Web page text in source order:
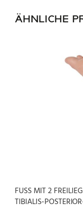
ÄHNLICHE
FUSS MIT 2
IBIALIS-POSTERIOR-